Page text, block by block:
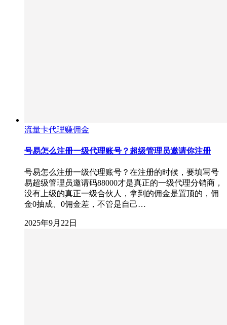
流量卡代理赚佣金
号易怎么注册一级代理账号？超级管理员邀请你注册
号易怎么注册一级代理账号？在注册的时候，要填写号
易超级管理员邀请码88000才是真正的一级代理分销商，
没有上级的真正一级合伙人，拿到的佣金是置顶的，佣
金0抽成、0佣金差，不管是自己…
2025年9月22日